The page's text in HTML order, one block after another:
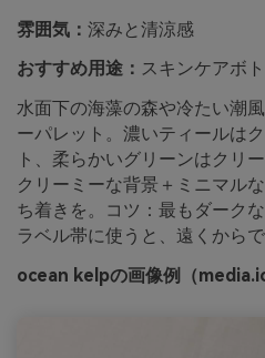
雰囲気： 深みと清涼感
おすすめ用途： スキンケアボ
水面下の海藻の森や冷たい潮
ーパレット。濃いティールは
ト、柔らかいグリーンはクリ
クリーミーな背景＋ミニマル
ち着きを。コツ：最もダーク
ラベル帯に使うと、遠くから
ocean kelpの画像例（media.io